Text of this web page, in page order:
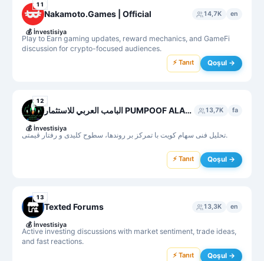
11
Nakamoto.Games | Official 14,7K en
Play to Earn gaming updates, reward mechanics, and GameFi
discussion for crypto-focused audiences.
💰 İnvestisiya
⚡ Tanıt Qoşul →
12
البامب العربي للاستثمار PUMPOOF ALAGHAMDI 13,7K fa
تحلیل فنی سهام کویت با تمرکز بر روندها، سطوح کلیدی و رفتار قیمتی.
💰 İnvestisiya
⚡ Tanıt Qoşul →
13
Texted Forums 13,3K en
Active investing discussions with market sentiment, trade ideas,
and fast reactions.
💰 İnvestisiya
⚡ Tanıt Qoşul →